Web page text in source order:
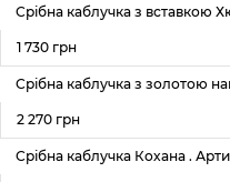
Срібна каблучка з вставкою
1 730 грн
Срібна каблучка з золотою
2 270 грн
Срібна каблучка Кохана .